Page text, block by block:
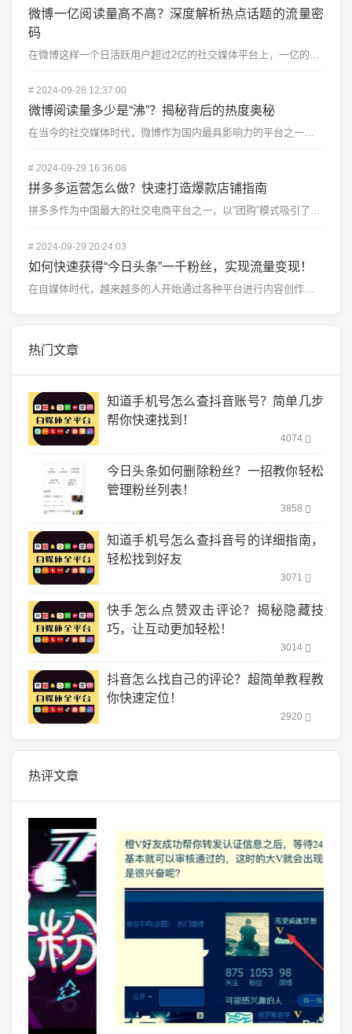
微博一亿阅读量高不高？深度解析热点话题的流量密
码
# 2024-09-28 12:37:00
微博阅读量多少是“沸”？揭秘背后的热度奥秘
在当今的社交媒体时代，微博作为国内最具影响力的平台之一，已经成为人们获取信息、表达观点和分享生活的重...
# 2024-09-29 16:36:08
拼多多运营怎么做？快速打造爆款店铺指南
拼多多作为中国最大的社交电商平台之一，以“团购”模式吸引了大批用户。对于卖家来说，拼多多不仅是一个销...
# 2024-09-29 20:24:03
如何快速获得“今日头条”一千粉丝，实现流量变现！
在自媒体时代，越来越多的人开始通过各种平台进行内容创作，而“今日头条”作为中国领先的信息流媒体平台，...
热门文章
知道手机号怎么查抖音账号？简单几步
帮你快速找到！
4074
今日头条如何删除粉丝？一招教你轻松
管理粉丝列表！
3858
知道手机号怎么查抖音号的详细指南，
轻松找到好友
3071
快手怎么点赞双击评论？揭秘隐藏技
巧，让互动更加轻松！
3014
抖音怎么找自己的评论？超简单教程教
你快速定位！
2920
热评文章